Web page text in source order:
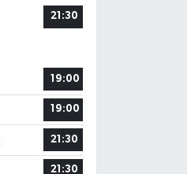
21:30
19:00
19:00
21:30
21:30